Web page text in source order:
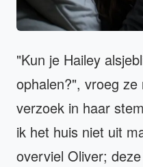
"Kun je Hailey
ophalen?", vroeg
verzoek in haar
ik het huis niet uit
overviel Oliver;